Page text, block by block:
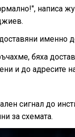
написа
именно
бяха
и до
сигнал до
за схемата.